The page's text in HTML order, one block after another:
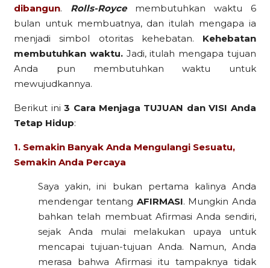
dibangun. Rolls-Roycemembutuhkan waktu 6
bulan untuk membuatnya, dan itulah mengapa ia
menjadi simbol otoritas kehebatan. Kehebatan
membutuhkan waktu.Jadi, itulah mengapa tujuan
Anda pun membutuhkan waktu untuk
mewujudkannya.
Berikut ini3 Cara Menjaga TUJUAN dan VISI Anda
Tetap Hidup:
1. Semakin Banyak Anda Mengulangi Sesuatu,
Semakin Anda Percaya
Saya yakin, ini bukan pertama kalinya Anda
mendengar tentang AFIRMASI. Mungkin Anda
bahkan telah membuat Afirmasi Anda sendiri,
sejak Anda mulai melakukan upaya untuk
mencapai tujuan-tujuan Anda. Namun, Anda
merasa bahwa Afirmasi itu tampaknya tidak